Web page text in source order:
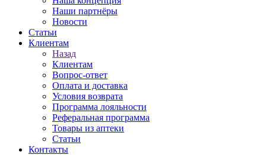
Наши партнёры
Новости
Статьи
Клиентам
Назад
Клиентам
Вопрос-ответ
Оплата и доставка
Условия возврата
Программа лояльности
Реферальная программа
Товары из аптеки
Статьи
Контакты